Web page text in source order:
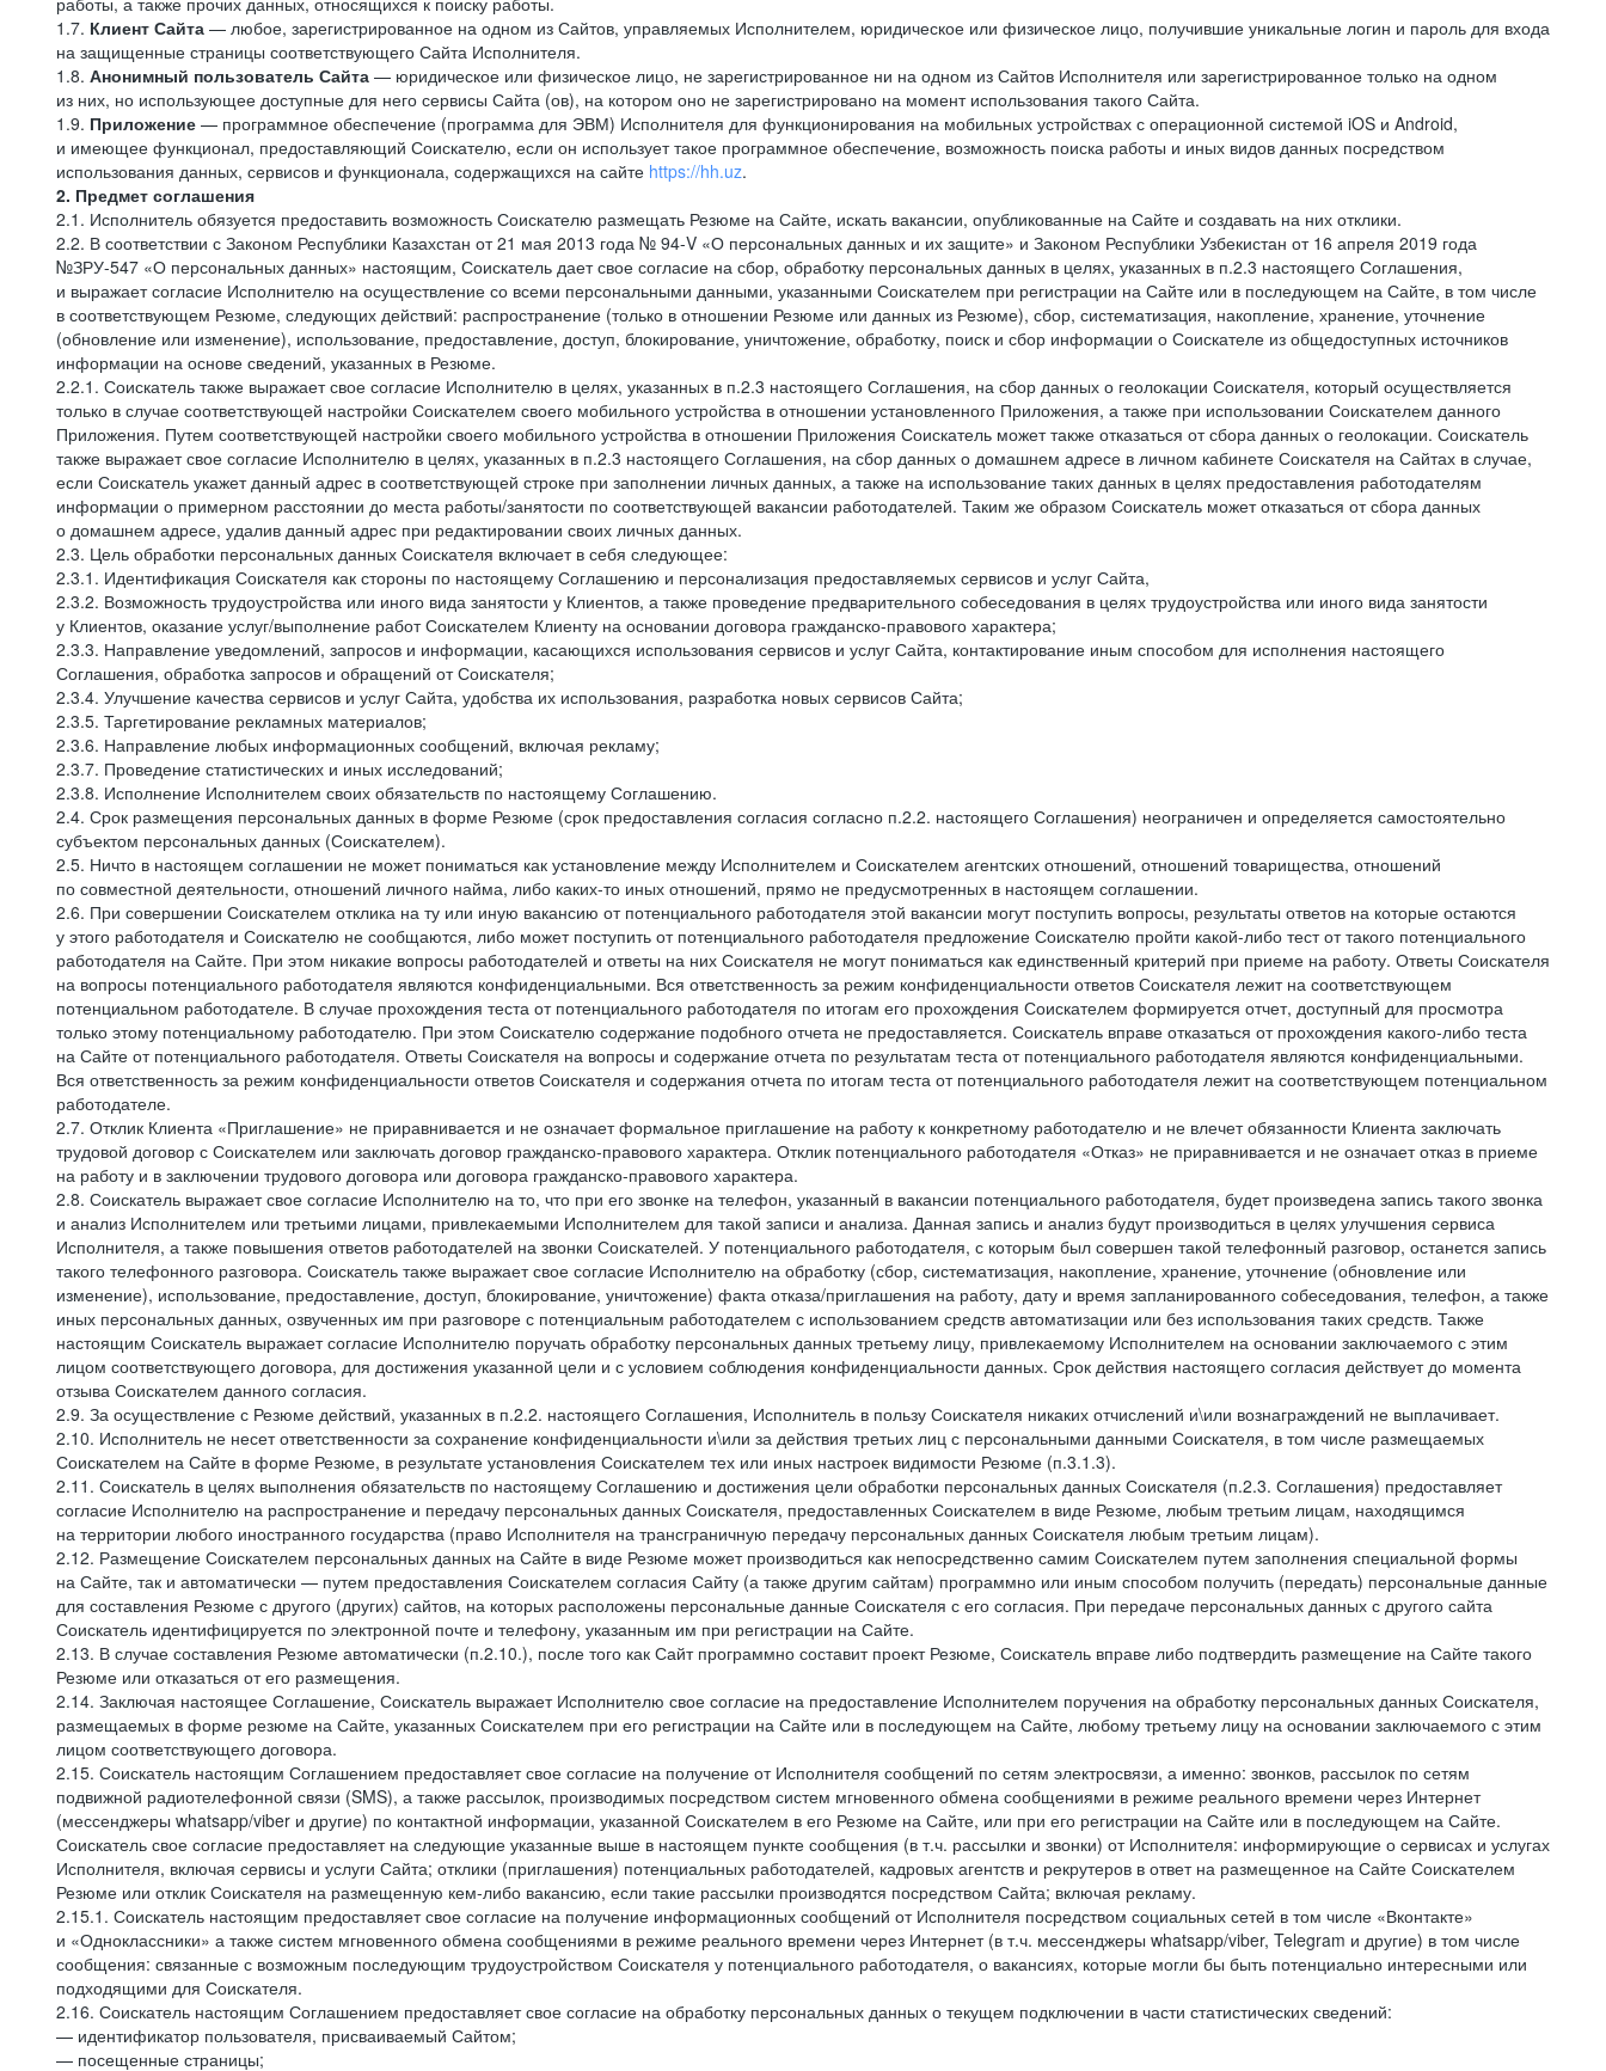
1.7. Клиент Сайта — любое, зарегистрированное на одном из Сайтов, управляемых Исполнителем, юридическое или физическое лицо, получившие уникальные логин и пароль для входа
на защищенные страницы соответствующего Сайта Исполнителя.
1.8. Анонимный пользователь Сайта — юридическое или физическое лицо, не зарегистрированное ни на одном из Сайтов Исполнителя или зарегистрированное только на одном
из них, но использующее доступные для него сервисы Сайта (ов), на котором оно не зарегистрировано на момент использования такого Сайта.
1.9. Приложение — программное обеспечение (программа для ЭВМ) Исполнителя для функционирования на мобильных устройствах с операционной системой iOS и Android,
и имеющее функционал, предоставляющий Соискателю, если он использует такое программное обеспечение, возможность поиска работы и иных видов данных посредством
использования данных, сервисов и функционала, содержащихся на сайте https://hh.uz.
2. Предмет соглашения
2.1. Исполнитель обязуется предоставить возможность Соискателю размещать Резюме на Сайте, искать вакансии, опубликованные на Сайте и создавать на них отклики.
2.2. В соответствии с Законом Республики Казахстан от 21 мая 2013 года № 94-V «О персональных данных и их защите» и Законом Республики Узбекистан от 16 апреля 2019 года
№ЗРУ-547 «О персональных данных» настоящим, Соискатель дает свое согласие на сбор, обработку персональных данных в целях, указанных в п.2.3 настоящего Соглашения,
и выражает согласие Исполнителю на осуществление со всеми персональными данными, указанными Соискателем при регистрации на Сайте или в последующем на Сайте, в том числе
в соответствующем Резюме, следующих действий: распространение (только в отношении Резюме или данных из Резюме), сбор, систематизация, накопление, хранение, уточнение
(обновление или изменение), использование, предоставление, доступ, блокирование, уничтожение, обработку, поиск и сбор информации о Соискателе из общедоступных источников
информации на основе сведений, указанных в Резюме.
2.2.1. Соискатель также выражает свое согласие Исполнителю в целях, указанных в п.2.3 настоящего Соглашения, на сбор данных о геолокации Соискателя, который осуществляется
только в случае соответствующей настройки Соискателем своего мобильного устройства в отношении установленного Приложения, а также при использовании Соискателем данного
Приложения. Путем соответствующей настройки своего мобильного устройства в отношении Приложения Соискатель может также отказаться от сбора данных о геолокации. Соискатель
также выражает свое согласие Исполнителю в целях, указанных в п.2.3 настоящего Соглашения, на сбор данных о домашнем адресе в личном кабинете Соискателя на Сайтах в случае,
если Соискатель укажет данный адрес в соответствующей строке при заполнении личных данных, а также на использование таких данных в целях предоставления работодателям
информации о примерном расстоянии до места работы/занятости по соответствующей вакансии работодателей. Таким же образом Соискатель может отказаться от сбора данных
о домашнем адресе, удалив данный адрес при редактировании своих личных данных.
2.3. Цель обработки персональных данных Соискателя включает в себя следующее:
2.3.1. Идентификация Соискателя как стороны по настоящему Соглашению и персонализация предоставляемых сервисов и услуг Сайта,
2.3.2. Возможность трудоустройства или иного вида занятости у Клиентов, а также проведение предварительного собеседования в целях трудоустройства или иного вида занятости
у Клиентов, оказание услуг/выполнение работ Соискателем Клиенту на основании договора гражданско-правового характера;
2.3.3. Направление уведомлений, запросов и информации, касающихся использования сервисов и услуг Сайта, контактирование иным способом для исполнения настоящего
Соглашения, обработка запросов и обращений от Соискателя;
2.3.4. Улучшение качества сервисов и услуг Сайта, удобства их использования, разработка новых сервисов Сайта;
2.3.5. Таргетирование рекламных материалов;
2.3.6. Направление любых информационных сообщений, включая рекламу;
2.3.7. Проведение статистических и иных исследований;
2.3.8. Исполнение Исполнителем своих обязательств по настоящему Соглашению.
2.4. Срок размещения персональных данных в форме Резюме (срок предоставления согласия согласно п.2.2. настоящего Соглашения) неограничен и определяется самостоятельно
субъектом персональных данных (Соискателем).
2.5. Ничто в настоящем соглашении не может пониматься как установление между Исполнителем и Соискателем агентских отношений, отношений товарищества, отношений
по совместной деятельности, отношений личного найма, либо каких-то иных отношений, прямо не предусмотренных в настоящем соглашении.
2.6. При совершении Соискателем отклика на ту или иную вакансию от потенциального работодателя этой вакансии могут поступить вопросы, результаты ответов на которые остаются
у этого работодателя и Соискателю не сообщаются, либо может поступить от потенциального работодателя предложение Соискателю пройти какой-либо тест от такого потенциального
работодателя на Сайте. При этом никакие вопросы работодателей и ответы на них Соискателя не могут пониматься как единственный критерий при приеме на работу. Ответы Соискателя
на вопросы потенциального работодателя являются конфиденциальными. Вся ответственность за режим конфиденциальности ответов Соискателя лежит на соответствующем
потенциальном работодателе. В случае прохождения теста от потенциального работодателя по итогам его прохождения Соискателем формируется отчет, доступный для просмотра
только этому потенциальному работодателю. При этом Соискателю содержание подобного отчета не предоставляется. Соискатель вправе отказаться от прохождения какого-либо теста
на Сайте от потенциального работодателя. Ответы Соискателя на вопросы и содержание отчета по результатам теста от потенциального работодателя являются конфиденциальными.
Вся ответственность за режим конфиденциальности ответов Соискателя и содержания отчета по итогам теста от потенциального работодателя лежит на соответствующем потенциальном
работодателе.
2.7. Отклик Клиента «Приглашение» не приравнивается и не означает формальное приглашение на работу к конкретному работодателю и не влечет обязанности Клиента заключать
трудовой договор с Соискателем или заключать договор гражданско-правового характера. Отклик потенциального работодателя «Отказ» не приравнивается и не означает отказ в приеме
на работу и в заключении трудового договора или договора гражданско-правового характера.
2.8. Соискатель выражает свое согласие Исполнителю на то, что при его звонке на телефон, указанный в вакансии потенциального работодателя, будет произведена запись такого звонка
и анализ Исполнителем или третьими лицами, привлекаемыми Исполнителем для такой записи и анализа. Данная запись и анализ будут производиться в целях улучшения сервиса
Исполнителя, а также повышения ответов работодателей на звонки Соискателей. У потенциального работодателя, с которым был совершен такой телефонный разговор, останется запись
такого телефонного разговора. Соискатель также выражает свое согласие Исполнителю на обработку (сбор, систематизация, накопление, хранение, уточнение (обновление или
изменение), использование, предоставление, доступ, блокирование, уничтожение) факта отказа/приглашения на работу, дату и время запланированного собеседования, телефон, а также
иных персональных данных, озвученных им при разговоре с потенциальным работодателем с использованием средств автоматизации или без использования таких средств. Также
настоящим Соискатель выражает согласие Исполнителю поручать обработку персональных данных третьему лицу, привлекаемому Исполнителем на основании заключаемого с этим
лицом соответствующего договора, для достижения указанной цели и с условием соблюдения конфиденциальности данных. Срок действия настоящего согласия действует до момента
отзыва Соискателем данного согласия.
2.9. За осуществление с Резюме действий, указанных в п.2.2. настоящего Соглашения, Исполнитель в пользу Соискателя никаких отчислений и\или вознаграждений не выплачивает.
2.10. Исполнитель не несет ответственности за сохранение конфиденциальности и\или за действия третьих лиц с персональными данными Соискателя, в том числе размещаемых
Соискателем на Сайте в форме Резюме, в результате установления Соискателем тех или иных настроек видимости Резюме (п.3.1.3).
2.11. Соискатель в целях выполнения обязательств по настоящему Соглашению и достижения цели обработки персональных данных Соискателя (п.2.3. Соглашения) предоставляет
согласие Исполнителю на распространение и передачу персональных данных Соискателя, предоставленных Соискателем в виде Резюме, любым третьим лицам, находящимся
на территории любого иностранного государства (право Исполнителя на трансграничную передачу персональных данных Соискателя любым третьим лицам).
2.12. Размещение Соискателем персональных данных на Сайте в виде Резюме может производиться как непосредственно самим Соискателем путем заполнения специальной формы
на Сайте, так и автоматически — путем предоставления Соискателем согласия Сайту (а также другим сайтам) программно или иным способом получить (передать) персональные данные
для составления Резюме с другого (других) сайтов, на которых расположены персональные данные Соискателя с его согласия. При передаче персональных данных с другого сайта
Соискатель идентифицируется по электронной почте и телефону, указанным им при регистрации на Сайте.
2.13. В случае составления Резюме автоматически (п.2.10.), после того как Сайт программно составит проект Резюме, Соискатель вправе либо подтвердить размещение на Сайте такого
Резюме или отказаться от его размещения.
2.14. Заключая настоящее Соглашение, Соискатель выражает Исполнителю свое согласие на предоставление Исполнителем поручения на обработку персональных данных Соискателя,
размещаемых в форме резюме на Сайте, указанных Соискателем при его регистрации на Сайте или в последующем на Сайте, любому третьему лицу на основании заключаемого с этим
лицом соответствующего договора.
2.15. Соискатель настоящим Соглашением предоставляет свое согласие на получение от Исполнителя сообщений по сетям электросвязи, а именно: звонков, рассылок по сетям
подвижной радиотелефонной связи (SMS), а также рассылок, производимых посредством систем мгновенного обмена сообщениями в режиме реального времени через Интернет
(мессенджеры whatsapp/viber и другие) по контактной информации, указанной Соискателем в его Резюме на Сайте, или при его регистрации на Сайте или в последующем на Сайте.
Соискатель свое согласие предоставляет на следующие указанные выше в настоящем пункте сообщения (в т.ч. рассылки и звонки) от Исполнителя: информирующие о сервисах и услугах
Исполнителя, включая сервисы и услуги Сайта; отклики (приглашения) потенциальных работодателей, кадровых агентств и рекрутеров в ответ на размещенное на Сайте Соискателем
Резюме или отклик Соискателя на размещенную кем-либо вакансию, если такие рассылки производятся посредством Сайта; включая рекламу.
2.15.1. Соискатель настоящим предоставляет свое согласие на получение информационных сообщений от Исполнителя посредством социальных сетей в том числе «Вконтакте»
и «Одноклассники» а также систем мгновенного обмена сообщениями в режиме реального времени через Интернет (в т.ч. мессенджеры whatsapp/viber, Telegram и другие) в том числе
сообщения: связанные с возможным последующим трудоустройством Соискателя у потенциального работодателя, о вакансиях, которые могли бы быть потенциально интересными или
подходящими для Соискателя.
2.16. Соискатель настоящим Соглашением предоставляет свое согласие на обработку персональных данных о текущем подключении в части статистических сведений:
— идентификатор пользователя, присваиваемый Сайтом;
— посещенные страницы;